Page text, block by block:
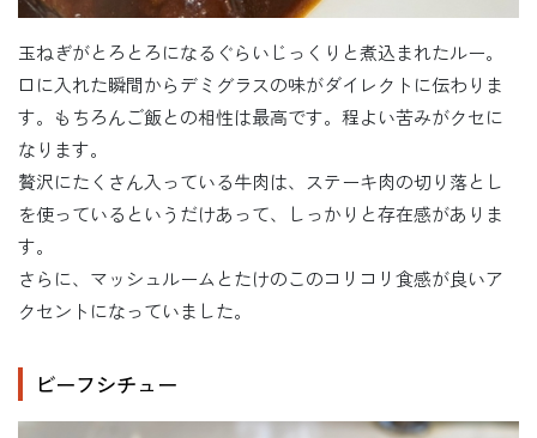
玉ねぎがとろとろになるぐらいじっくりと煮込まれたルー。
口に入れた瞬間からデミグラスの味がダイレクトに伝わりま
す。もちろんご飯との相性は最高です。程よい苦みがクセに
なります。
贅沢にたくさん入っている牛肉は、ステーキ肉の切り落とし
を使っているというだけあって、しっかりと存在感がありま
す。
さらに、マッシュルームとたけのこのコリコリ食感が良いア
クセントになっていました。
ビーフシチュー